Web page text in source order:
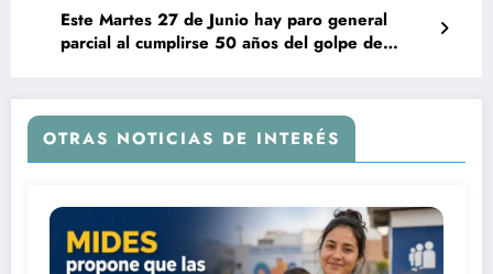
Este Martes 27 de Junio hay paro general
parcial al cumplirse 50 años del golpe de
OTRAS NOTICIAS DE INTERÉS